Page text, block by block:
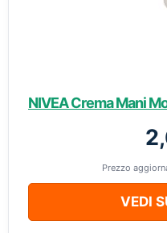
NIVEA Crema Mani
Prezzo
VEDI